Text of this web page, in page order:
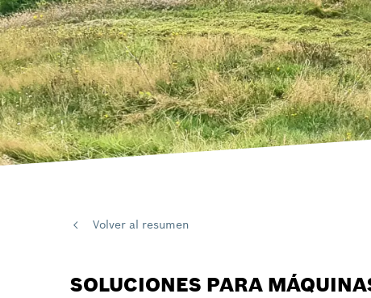
Volver al resumen
SOLUCIONES PARA